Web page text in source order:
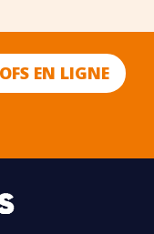
EN LIGNE